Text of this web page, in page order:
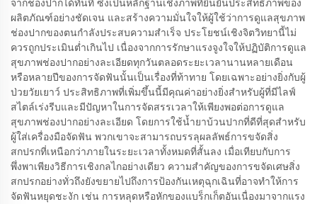
จากช่องปากได้ทันที ซึ่งเป็นหลักฐานเชิงภาพที่ยืนยันประสิทธิภาพของ
ผลิตภัณฑ์อย่างชัดเจน และสร้างความมั่นใจให้ผู้ใช้ว่าการดูแลสุขภาพ
ช่องปากของตนกำลังประสบความสำเร็จ ประโยชน์เชิงจิตวิทยานี้ไม่
ควรถูกประเมินต่ำเกินไป เนื่องจากการรักษาแรงจูงใจให้ปฏิบัติการดูแล
สุขภาพช่องปากอย่างละเอียดทุกวันตลอดระยะเวลานานหลายเดือน
หรือหลายปีของการจัดฟันนั้นเป็นเรื่องที่ท้าทาย โดยเฉพาะอย่างยิ่งกับผู้
ป่วยวัยเยาว์ ประสิทธิภาพที่เพิ่มขึ้นนี้มีคุณค่าอย่างยิ่งสำหรับผู้ที่มีไลฟ์
สไตล์เร่งรีบและมีปัญหาในการจัดสรรเวลาให้เพียงพอต่อการดูแล
สุขภาพช่องปากอย่างละเอียด โดยการใช้น้ำยาบ้วนปากที่ดีที่สุดสำหรับ
ผู้ใส่เครื่องมือจัดฟัน พวกเขาจะสามารถบรรลุผลลัพธ์การขจัดสิ่ง
สกปรกที่เหนือกว่าภายในระยะเวลาทั้งหมดที่สั้นลง เมื่อเทียบกับการ
พึ่งพาเพียงวิธีการเชิงกลไกอย่างเดียว ความสำคัญของการขจัดเศษสิ่ง
สกปรกอย่างทั่วถึงยังขยายไปถึงการป้องกันเหตุฉุกเฉินที่อาจทำให้การ
จัดฟันหยุดชะงัก เช่น การหลุดหรือหักของแบร็กเก็ตอันเนื่องมาจากแรง